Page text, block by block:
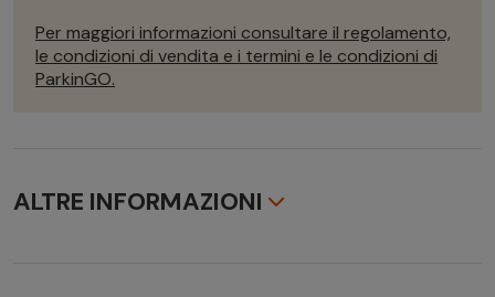
Per maggiori informazioni consultare il regolamento,
le condizioni di vendita e i termini e le condizioni di
ParkinGO.
ALTRE INFORMAZIONI